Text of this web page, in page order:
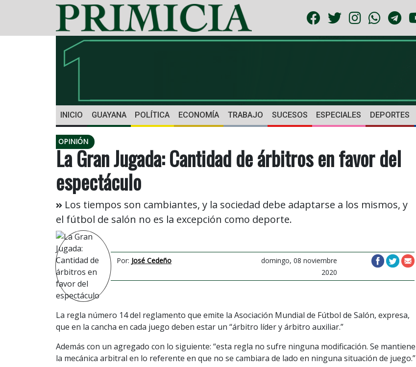
INICIO GUAYANA POLÍTICA ECONOMÍA TRABAJO SUCESOS ESPECIALES DEPORTES
OPINIÓN
La Gran Jugada: Cantidad de árbitros en favor del
espectáculo
Los tiempos son cambiantes, y la sociedad debe adaptarse a los mismos, y
el fútbol de salón no es la excepción como deporte.
Por: José Cedeño
domingo, 08 noviembre
2020
La regla número 14 del reglamento que emite la Asociación Mundial de Fútbol de Salón, expresa,
que en la cancha en cada juego deben estar un “árbitro líder y árbitro auxiliar.”
Además con un agregado con lo siguiente: “esta regla no sufre ninguna modificación. Se mantiene
la mecánica arbitral en lo referente en que no se cambiara de lado en ninguna situación de juego.”